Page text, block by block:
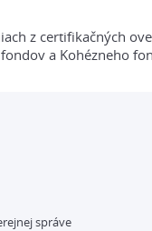
z certifikačných
a Kohézneho
správe